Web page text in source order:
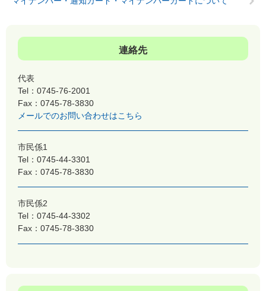
連絡先
代表
Tel：0745-76-2001
Fax：0745-78-3830
メールでのお問い合わせはこちら
市民係1
Tel：0745-44-3301
Fax：0745-78-3830
市民係2
Tel：0745-44-3302
Fax：0745-78-3830